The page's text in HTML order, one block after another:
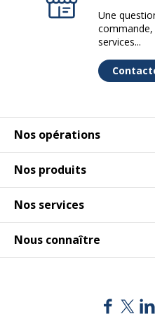
Nos opérations
Nos produits
Nos services
Nous connaître
Une
services...